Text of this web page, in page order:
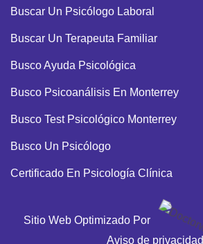
Buscar Un Psicólogo Laboral
Buscar Un Terapeuta Familiar
Busco Ayuda Psicológica
Busco Psicoanálisis En Monterrey
Busco Test Psicológico Monterrey
Busco Un Psicólogo
Certificado En Psicología Clínica
Cita Con Psicólogo Deportivo
Sitio Web Optimizado Por
Aviso de privacidad